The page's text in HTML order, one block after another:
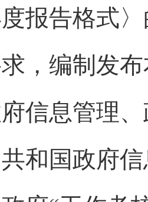
报告格式
，编制发
信息管理
和国政府